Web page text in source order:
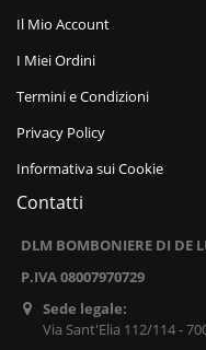
Il Mio Account
I Miei Ordini
Termini e Condizioni
Privacy Policy
Informativa sui Cookie
Contatti
DLM BOMBONIERE DI DE
P.IVA 08007970729
Sede legale:
Via Sant'Elia 112/114 -